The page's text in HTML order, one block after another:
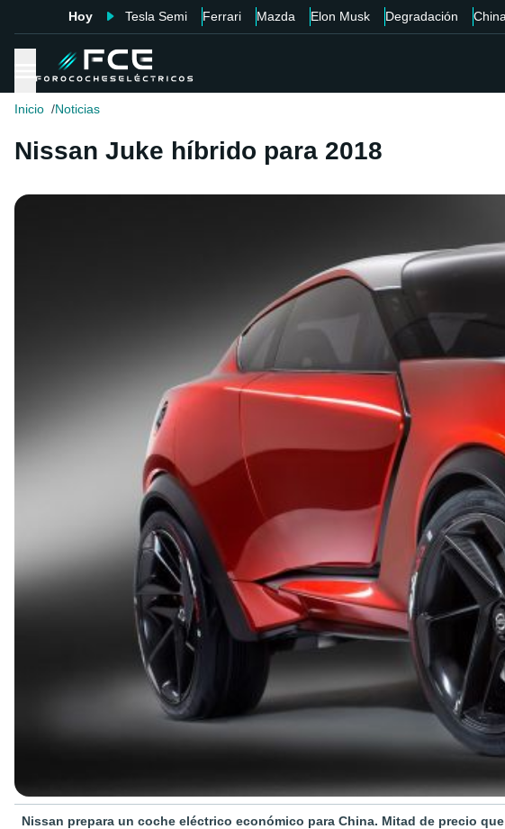
Hoy Tesla Semi Ferrari Mazda Elon Musk Degradación
Inicio Noticias
Nissan Juke híbrido para 2018
Nissan prepara un coche eléctrico económico para China. Mitad de precio